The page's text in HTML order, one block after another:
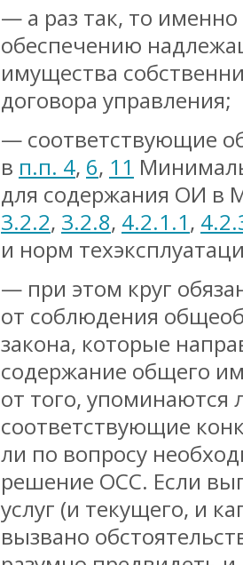
— а раз так, то
обеспечению
имущества
договора управления;
— соответствующие
в п.п. 4, 6, 11
для содержания ОИ в
3.2.2, 3.2.8, 4.2.1.1,
и норм
— при этом круг
от соблюдения
закона, которые
содержание общего
от того, упоминаются
соответствующие
ли по вопросу
решение ОСС. Если
услуг (и текущего, и
вызвано